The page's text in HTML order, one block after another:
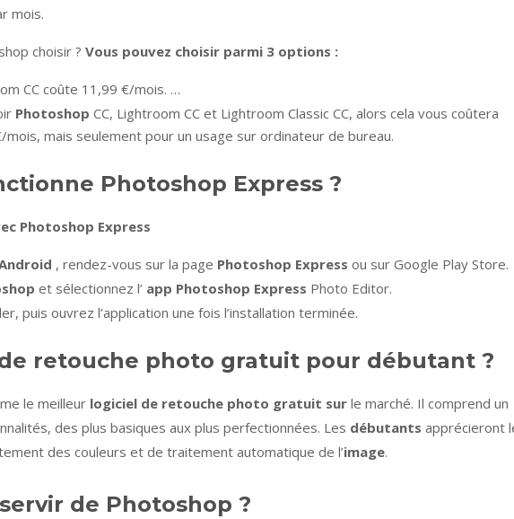
mois.
choisir ? Vous pouvez choisir parmi 3 options :
CC coûte 11,99 €/mois. …
Photoshop CC, Lightroom CC et Lightroom Classic CC, alors cela vous coûtera
mais seulement pour un usage sur ordinateur de bureau.
Photoshop Express ?
Photoshop Express
, rendez-vous sur la page Photoshop Express ou sur Google Play Store.
et sélectionnez l’ app Photoshop Express Photo Editor.
puis ouvrez l’application une fois l’installation terminée.
retouche photo gratuit pour débutant ?
le meilleur logiciel de retouche photo gratuit sur le marché. Il comprend un
des plus basiques aux plus perfectionnées. Les débutants apprécieront
des couleurs et de traitement automatique de l’image.
de Photoshop ?